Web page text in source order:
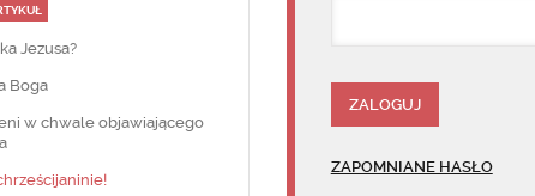
Jezusa?
Boga
w chwale objawiającego
ZAPOMNIANE HASŁO